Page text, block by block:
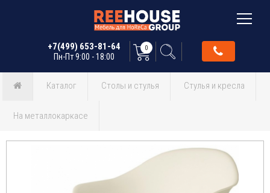
+7(499) 653-81-64
Пн-Пт 9:00 - 18:00
0
Каталог Столы и стулья Стулья и кресла
На металлокаркасе